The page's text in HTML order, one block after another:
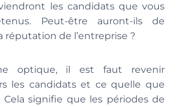
les candidats que vous
Peut-être auront-ils de
réputation de l’entreprise ?
optique, il est faut revenir
les candidats et ce quelle que
Cela signifie que les périodes de